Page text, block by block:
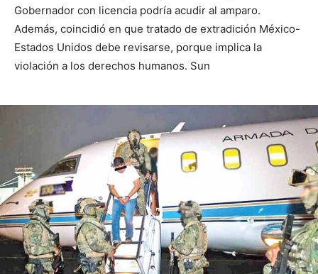
Gobernador con licencia podría acudir al amparo.
Además, coincidió en que tratado de extradición México-
Estados Unidos debe revisarse, porque implica la
violación a los derechos humanos. Sun